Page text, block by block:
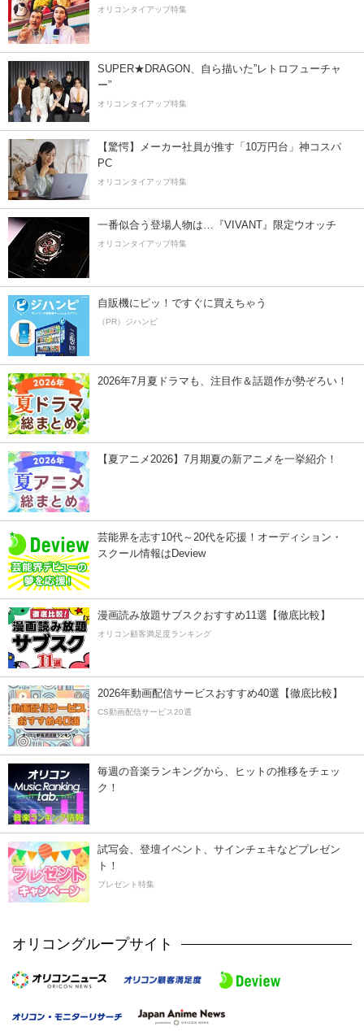
オリコンタイアップ特集
SUPER★DRAGON、自ら描いた”レトロフューチャ
ー”
オリコンタイアップ特集
【驚愕】メーカー社員が推す「10万円台」神コスパ
PC
オリコンタイアップ特集
一番似合う登場人物は…『VIVANT』限定ウオッチ
オリコンタイアップ特集
自販機にピッ！ですぐに買えちゃう
（PR）ジハンピ
2026年7月夏ドラマも、注目作＆話題作が勢ぞろい！
【夏アニメ2026】7月期夏の新アニメを一挙紹介！
芸能界を志す10代～20代を応援！オーディション・
スクール情報はDeview
漫画読み放題サブスクおすすめ11選【徹底比較】
オリコン顧客満足度ランキング
2026年動画配信サービスおすすめ40選【徹底比較】
CS動画配信サービス20選
毎週の音楽ランキングから、ヒットの推移をチェッ
ク！
試写会、登壇イベント、サインチェキなどプレゼン
ト！
プレゼント特集
オリコングループサイト